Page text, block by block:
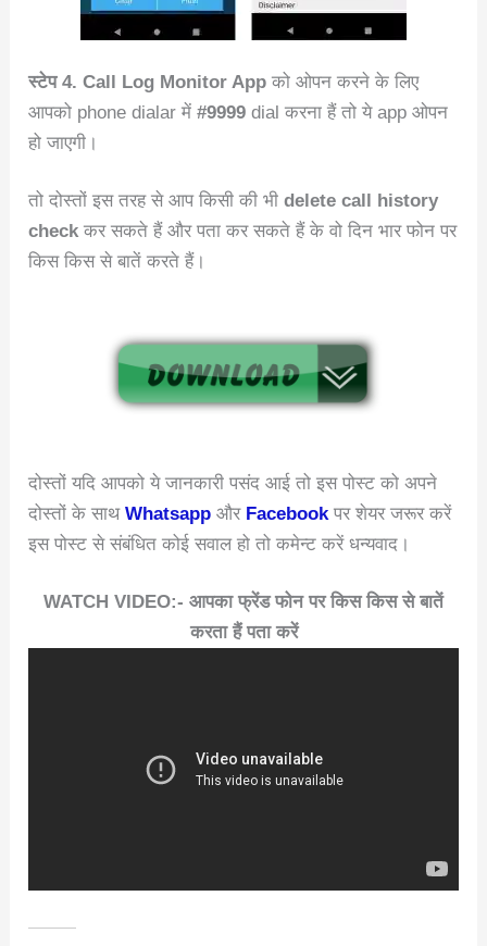
स्टेप 4. Call Log Monitor App को ओपन करने के लिए
आपको phone dialar में#9999 dial करना हैं तो ये app ओपन
हो जाएगी।
तो दोस्तों इस तरह से आप किसी की भीdelete call history
check कर सकते हैं और पता कर सकते हैं के वो दिन भार फोन पर
किस किस से बातें करते हैं।
दोस्तों यदि आपको ये जानकारी पसंद आई तो इस पोस्ट को अपने
दोस्तों के साथWhatsapp और Facebook पर शेयर जरूर करें
इस पोस्ट से संबंधित कोई सवाल हो तो कमेन्ट करें धन्यवाद।
WATCH VIDEO:- आपका फ्रेंड फोन पर किस किस से बातें
करता हैं पता करें